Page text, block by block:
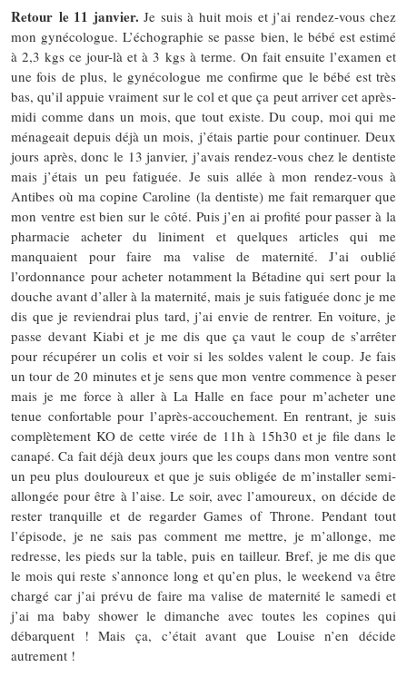
Retour le 11 janvier. Je suis à huit mois et j’ai rendez-vous chez
mon gynécologue. L’échographie se passe bien, le bébé est estimé
à 2,3 kgs ce jour-là et à 3 kgs à terme. On fait ensuite l’examen et
une fois de plus, le gynécologue me confirme que le bébé est très
bas, qu’il appuie vraiment sur le col et que ça peut arriver cet après-
midi comme dans un mois, que tout existe. Du coup, moi qui me
ménageait depuis déjà un mois, j’étais partie pour continuer. Deux
jours après, donc le 13 janvier, j’avais rendez-vous chez le dentiste
mais j’étais un peu fatiguée. Je suis allée à mon rendez-vous à
Antibes où ma copine Caroline (la dentiste) me fait remarquer que
mon ventre est bien sur le côté. Puis j’en ai profité pour passer à la
pharmacie acheter du liniment et quelques articles qui me
manquaient pour faire ma valise de maternité. J’ai oublié
l’ordonnance pour acheter notamment la Bétadine qui sert pour la
douche avant d’aller à la maternité, mais je suis fatiguée donc je me
dis que je reviendrai plus tard, j’ai envie de rentrer. En voiture, je
passe devant Kiabi et je me dis que ça vaut le coup de s’arrêter
pour récupérer un colis et voir si les soldes valent le coup. Je fais
un tour de 20 minutes et je sens que mon ventre commence à peser
mais je me force à aller à La Halle en face pour m’acheter une
tenue confortable pour l’après-accouchement. En rentrant, je suis
complètement KO de cette virée de 11h à 15h30 et je file dans le
canapé. Ca fait déjà deux jours que les coups dans mon ventre sont
un peu plus douloureux et que je suis obligée de m’installer semi-
allongée pour être à l’aise. Le soir, avec l’amoureux, on décide de
rester tranquille et de regarder Games of Throne. Pendant tout
l’épisode, je ne sais pas comment me mettre, je m’allonge, me
redresse, les pieds sur la table, puis en tailleur. Bref, je me dis que
le mois qui reste s’annonce long et qu’en plus, le weekend va être
chargé car j’ai prévu de faire ma valise de maternité le samedi et
j’ai ma baby shower le dimanche avec toutes les copines qui
débarquent ! Mais ça, c’était avant que Louise n’en décide
autrement !